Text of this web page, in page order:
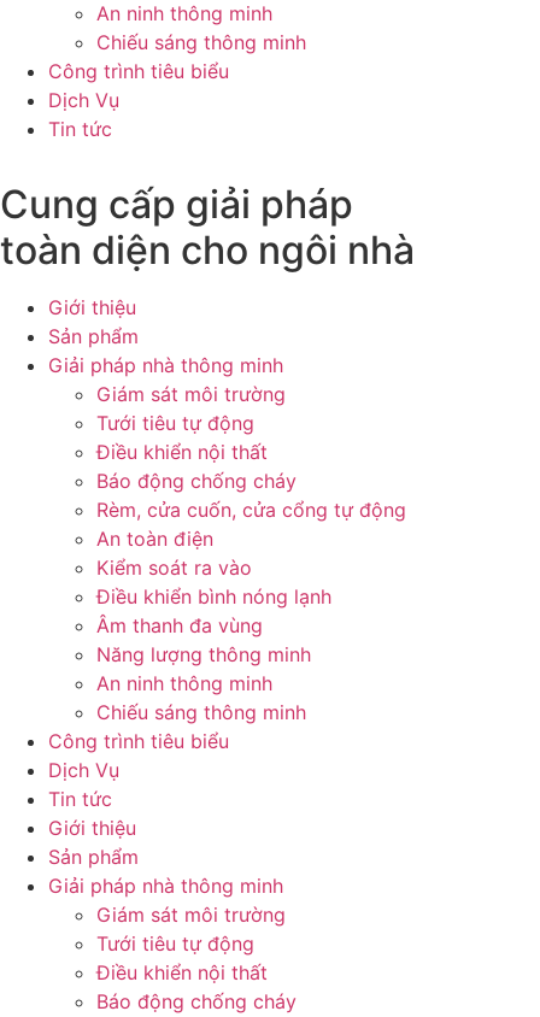
An ninh thông minh
Chiếu sáng thông minh
Công trình tiêu biểu
Dịch Vụ
Tin tức
Cung cấp giải pháp
toàn diện cho ngôi nhà
Giới thiệu
Sản phẩm
Giải pháp nhà thông minh
Giám sát môi trường
Tưới tiêu tự động
Điều khiển nội thất
Báo động chống cháy
Rèm, cửa cuốn, cửa cổng tự động
An toàn điện
Kiểm soát ra vào
Điều khiển bình nóng lạnh
Âm thanh đa vùng
Năng lượng thông minh
An ninh thông minh
Chiếu sáng thông minh
Công trình tiêu biểu
Dịch Vụ
Tin tức
Giới thiệu
Sản phẩm
Giải pháp nhà thông minh
Giám sát môi trường
Tưới tiêu tự động
Điều khiển nội thất
Báo động chống cháy